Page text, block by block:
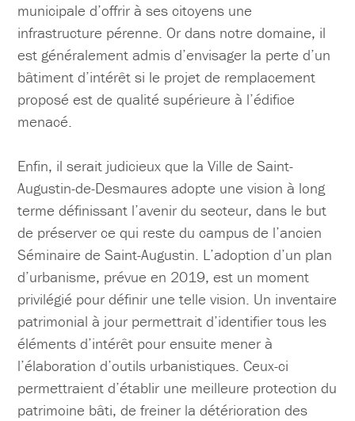
municipale d’offrir à ses citoyens une
infrastructure pérenne. Or dans notre domaine, il
est généralement admis d’envisager la perte d’un
bâtiment d’intérêt si le projet de remplacement
proposé est de qualité supérieure à l’édifice
menacé.
Enfin, il serait judicieux que la Ville de Saint-
Augustin-de-Desmaures adopte une vision à long
terme définissant l’avenir du secteur, dans le but
de préserver ce qui reste du campus de l’ancien
Séminaire de Saint-Augustin. L’adoption d’un plan
d’urbanisme, prévue en 2019, est un moment
privilégié pour définir une telle vision. Un inventaire
patrimonial à jour permettrait d’identifier tous les
éléments d’intérêt pour ensuite mener à
l’élaboration d’outils urbanistiques. Ceux-ci
permettraient d’établir une meilleure protection du
patrimoine bâti, de freiner la détérioration des